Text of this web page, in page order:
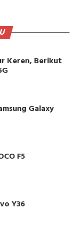
Keren, Berikut
Galaxy
F5
Y36